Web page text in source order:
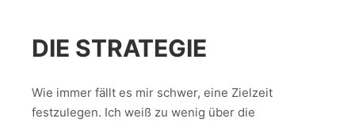
DIE STRATEGIE
Wie immer fällt es mir schwer, eine Zielzeit
festzulegen. Ich weiß zu wenig über die